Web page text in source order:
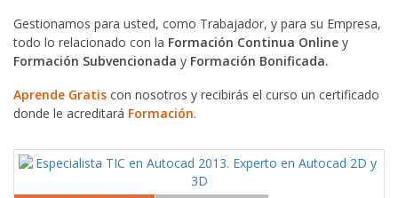
Gestionamos para usted, como Trabajador, y para su Empresa,
todo lo relacionado con la Formación Continua Online y
Formación Subvencionada y Formación Bonificada.
Aprende Gratis con nosotros y recibirás el curso un certificado
donde le acreditará Formación.